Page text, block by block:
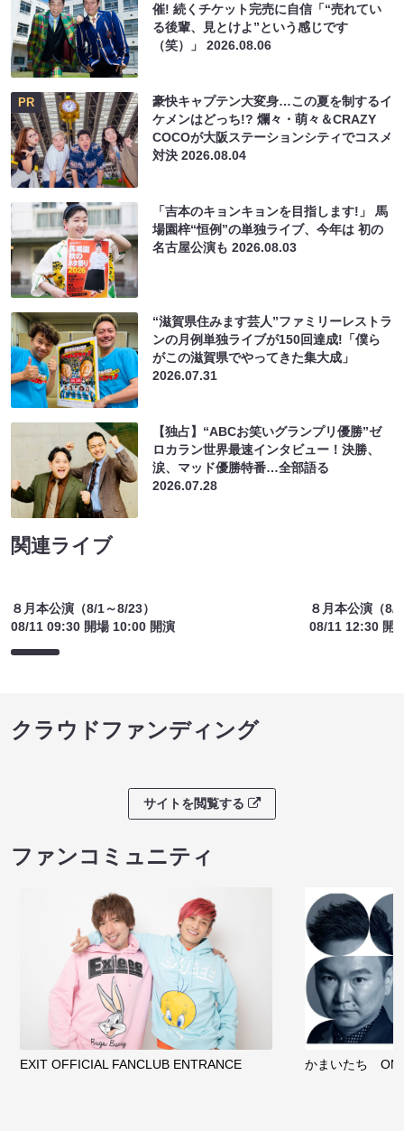
催! 続くチケット完売に自信「“売れてい
る後輩、見とけよ”という感じです
（笑）」2026.08.06
PR
豪快キャプテン大変身…この夏を制するイ
ケメンはどっち!? 爛々・萌々＆CRAZY
COCOが大阪ステーションシティでコスメ
対決2026.08.04
「吉本のキョンキョンを目指します!」 馬
場園梓“恒例”の単独ライブ、今年は 初の
名古屋公演も2026.08.03
“滋賀県住みます芸人”ファミリーレストラ
ンの月例単独ライブが150回達成!「僕ら
がこの滋賀県でやってきた集大成」
2026.07.31
【独占】“ABCお笑いグランプリ優勝”ゼ
ロカラン世界最速インタビュー！決勝、
涙、マッド優勝特番…全部語る
2026.07.28
関連ライブ
クラウドファンディング
サイトを閲覧する
ファンコミュニティ